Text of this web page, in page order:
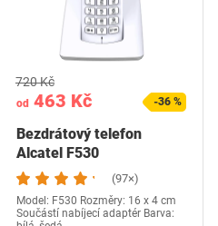
od 463 Kč
720 Kč
-36 %
Bezdrátový telefon
Alcatel F530
(97×)
Model: F530 Rozměry: 16 x 4 cm
Součástí nabíjecí adaptér Barva: